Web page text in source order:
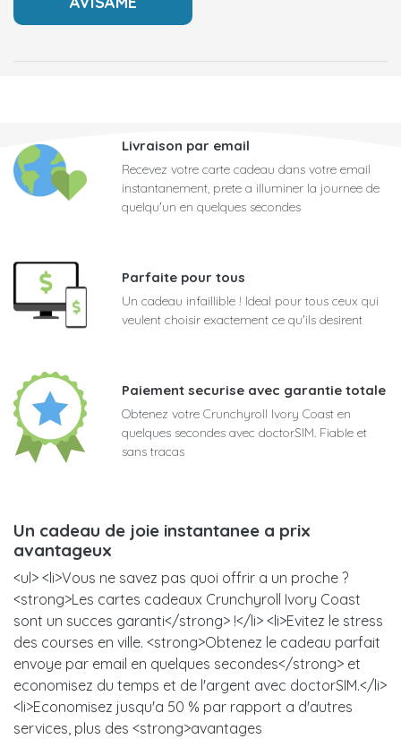
Livraison par email
Recevez votre carte cadeau dans votre email
instantanement, prete a illuminer la journee de
quelqu'un en quelques secondes
Parfaite pour tous
Un cadeau infaillible ! Ideal pour tous ceux qui
veulent choisir exactement ce qu'ils desirent
Paiement securise avec garantie totale
Obtenez votre Crunchyroll Ivory Coast en
quelques secondes avec doctorSIM. Fiable et
sans tracas
Un cadeau de joie instantanee a prix
avantageux
<ul> <li>Vous ne savez pas quoi offrir a un proche ?
<strong>Les cartes cadeaux Crunchyroll Ivory Coast
sont un succes garanti</strong> !</li> <li>Evitez le stress
des courses en ville. <strong>Obtenez le cadeau parfait
envoye par email en quelques secondes</strong> et
economisez du temps et de l'argent avec doctorSIM.</li>
<li>Economisez jusqu'a 50 % par rapport a d'autres
services, plus des <strong>avantages